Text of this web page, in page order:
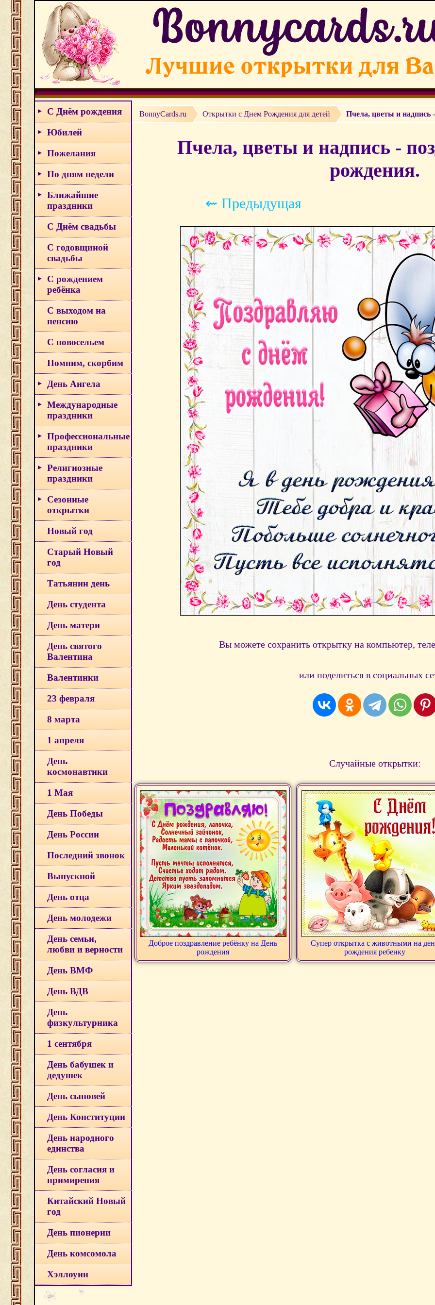
С Днём рождения
Юбилей
Пожелания
По дням недели
Ближайшие
праздники
С Днём свадьбы
С годовщиной
свадьбы
С рождением
ребёнка
С выходом на
пенсию
С новосельем
Помним, скорбим
День Ангела
Международные
праздники
Профессиональные
праздники
Религиозные
праздники
Сезонные
открытки
Новый год
Старый Новый
год
Татьянин день
День студента
День матери
День святого
Валентина
Валентинки
23 февраля
8 марта
1 апреля
День
космонавтики
1 Мая
День Победы
День России
Последний звонок
Выпускной
День отца
День молодежи
День семьи,
любви и верности
День ВМФ
День ВДВ
День
физкультурника
1 сентября
День бабушек и
дедушек
День сыновей
День Конституции
День народного
единства
День согласия и
примирения
Китайский Новый
год
День пионерии
День комсомола
Хэллоуин
BonnyCards.ru Открытки c Днем Рождения для детей Пчела, цветы и надпись
Пчела, цветы и надпись -
рождения.
⇜ Предыдущая
Вы можете сохранить открытку на компьютер,
или поделиться в социальных
Случайные открытки:
Доброе поздравление ребёнку на День
рождения
Супер открытка с животными на
рождения ребенку